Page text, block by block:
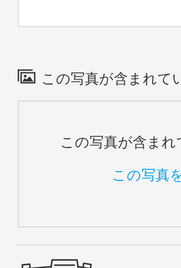
この写真が含まれて
この写真が含ま
この写真